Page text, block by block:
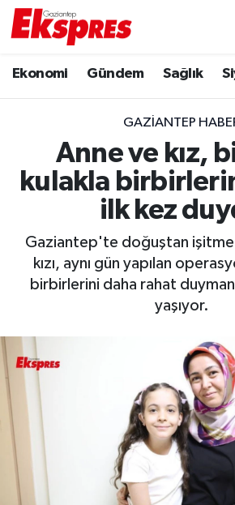
Ekonomi Gündem Sağlık
GAZIANTEP
Anne ve kız,
kulakla
ilk kez
Gaziantep'te doğuştan işitme
kızı, aynı gün yapılan
birbirlerini daha rahat
yaşıyor.
Ekonomi
Gaziantep son dakika
Genel
Haberler
Piyasa
Resmi İlanlar
Trafik Durumu
Puan Durumu ve Fikstür
Tüm Manşetler
Haber Arşivi